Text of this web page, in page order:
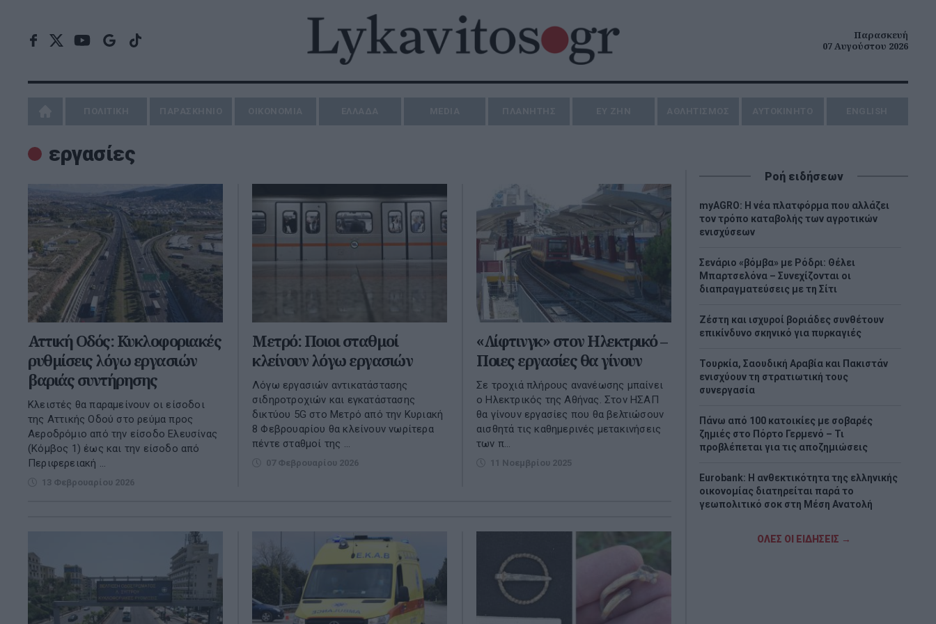
Παρασκευή
07 Αυγούστου 2026
εργασίες
Αττική Οδός: Κυκλοφοριακές
ρυθμίσεις λόγω εργασιών
βαριάς συντήρησης
Κλειστές θα παραμείνουν οι είσοδοι
της Αττικής Οδού στο ρεύμα προς
Αεροδρόμιο από την είσοδο Ελευσίνας
(Κόμβος 1) έως και την είσοδο από
Περιφερειακή ...
13 Φεβρουαρίου 2026
Μετρό: Ποιοι σταθμοί
κλείνουν λόγω εργασιών
Λόγω εργασιών αντικατάστασης
σιδηροτροχιών και εγκατάστασης
δικτύου 5G στο Μετρό από την Κυριακή
8 Φεβρουαρίου θα κλείνουν νωρίτερα
πέντε σταθμοί της ...
07 Φεβρουαρίου 2026
«Λίφτινγκ» στον Ηλεκτρικό –
Ποιες εργασίες θα γίνουν
Σε τροχιά πλήρους ανανέωσης μπαίνει
ο Ηλεκτρικός της Αθήνας. Στον ΗΣΑΠ
θα γίνουν εργασίες που θα βελτιώσουν
αισθητά τις καθημερινές μετακινήσεις
των π...
11 Νοεμβρίου 2025
Ροή ειδήσεων
myAGRO: Η νέα πλατφόρμα που αλλάζει
τον τρόπο καταβολής των αγροτικών
ενισχύσεων
Σενάριο «βόμβα» με Ρόδρι: Θέλει
Μπαρτσελόνα – Συνεχίζονται οι
διαπραγματεύσεις με τη Σίτι
Ζέστη και ισχυροί βοριάδες συνθέτουν
επικίνδυνο σκηνικό για πυρκαγιές
Τουρκία, Σαουδική Αραβία και Πακιστάν
ενισχύουν τη στρατιωτική τους
συνεργασία
Πάνω από 100 κατοικίες με σοβαρές
ζημιές στο Πόρτο Γερμενό – Τι
προβλέπεται για τις αποζημιώσεις
Eurobank: Η ανθεκτικότητα της ελληνικής
οικονομίας διατηρείται παρά το
γεωπολιτικό σοκ στη Μέση Ανατολή
Χατζηδάκης: «Ό,τι δεν αναρτάται δεν
ΟΛΕΣ ΟΙ ΕΙΔΗΣΕΙΣ →